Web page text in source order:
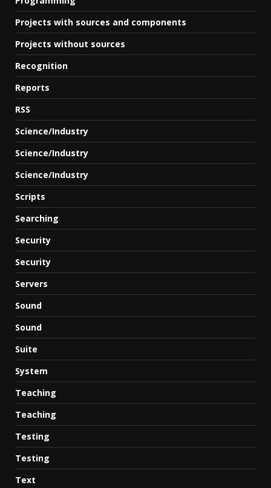
Projects with sources and components
Projects without sources
Recognition
Reports
RSS
Science/Industry
Science/Industry
Science/Industry
Scripts
Searching
Security
Security
Servers
Sound
Sound
Suite
System
Teaching
Teaching
Testing
Testing
Text